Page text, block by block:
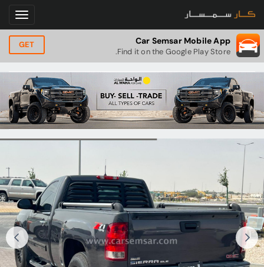
Car Semsar Mobile App
Find it on the Google Play Store.
GET